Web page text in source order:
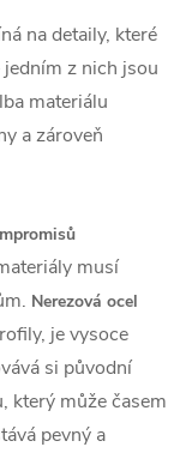
na detaily, které
z nich jsou
materiálu
a zároveň
musí
Nerezová ocel
je vysoce
si původní
který může časem
pevný a